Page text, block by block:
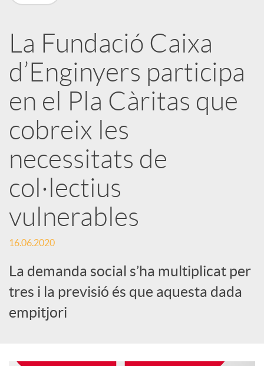
a
r
x
e
s
S
o
c
La Fundació Caixa
d’Enginyers participa
en el Pla Càritas que
cobreix les
necessitats de
col·lectius
vulnerables
16.06.2020
La demanda social s’ha multiplicat per
tres i la previsió és que aquesta dada
empitjori